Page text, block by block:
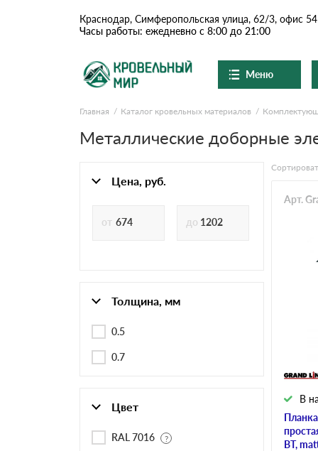
Краснодар, Симферопольская улица, 62/3, офис 54
Часы работы: ежедневно с 8:00 до 21:00
Меню
О компании
Доставка и оплата
Вопросы-ответы
Ондулин и шифер
Сланцевая кровля
Главная Каталог кровельных материалов
Металлические доборные
Цена, руб.
Толщина, мм
0.5
0.7
Цвет
RAL 7016
BT,
В
Арт.